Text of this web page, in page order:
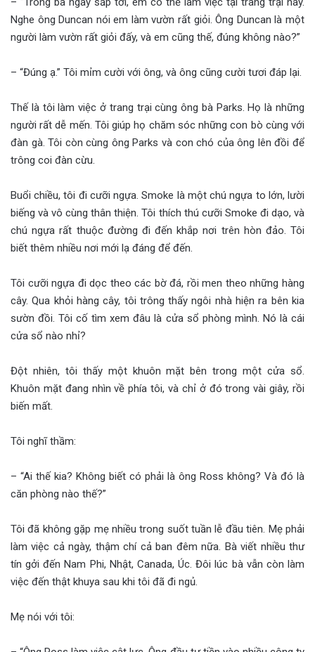
Nghe ông Duncan nói em làm vườn rất giỏi. Ông Duncan là một
người làm vườn rất giỏi đấy, và em cũng thế, đúng không nào?”
– “Đúng ạ.” Tôi mỉm cười với ông, và ông cũng cười tươi đáp lại.
Thế là tôi làm việc ở trang trại cùng ông bà Parks. Họ là những
người rất dễ mến. Tôi giúp họ chăm sóc những con bò cùng với
đàn gà. Tôi còn cùng ông Parks và con chó của ông lên đồi để
trông coi đàn cừu.
Buổi chiều, tôi đi cưỡi ngựa. Smoke là một chú ngựa to lớn, lười
biếng và vô cùng thân thiện. Tôi thích thú cưỡi Smoke đi dạo, và
chú ngựa rất thuộc đường đi đến khắp nơi trên hòn đảo. Tôi
biết thêm nhiều nơi mới lạ đáng để đến.
Tôi cưỡi ngựa đi dọc theo các bờ đá, rồi men theo những hàng
cây. Qua khỏi hàng cây, tôi trông thấy ngôi nhà hiện ra bên kia
sườn đồi. Tôi cố tìm xem đâu là cửa sổ phòng mình. Nó là cái
cửa sổ nào nhỉ?
Đột nhiên, tôi thấy một khuôn mặt bên trong một cửa sổ.
Khuôn mặt đang nhìn về phía tôi, và chỉ ở đó trong vài giây, rồi
biến mất.
Tôi nghĩ thầm:
– “Ai thế kia? Không biết có phải là ông Ross không? Và đó là
căn phòng nào thế?”
Tôi đã không gặp mẹ nhiều trong suốt tuần lễ đầu tiên. Mẹ phải
làm việc cả ngày, thậm chí cả ban đêm nữa. Bà viết nhiều thư
tín gởi đến Nam Phi, Nhật, Canada, Úc. Đôi lúc bà vẫn còn làm
việc đến thật khuya sau khi tôi đã đi ngủ.
Mẹ nói với tôi: